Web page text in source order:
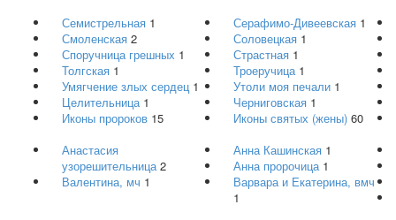
Семистрельная 1 Серафимо-Дивеевская 1
Смоленская 2 Соловецкая 1
Споручница грешных 1 Страстная 1
Толгская 1 Троеручица 1
Умягчение злых сердец 1 Утоли моя печали 1
Целительница 1 Черниговская 1
Иконы пророков 15 Иконы святых (жены) 60
Анастасия
узорешительница 2
Анна Кашинская 1
Анна пророчица 1
Валентина, мч 1
Варвара и Екатерина, вмч
1